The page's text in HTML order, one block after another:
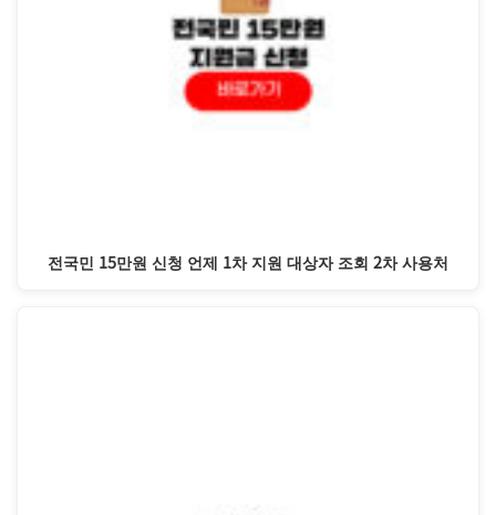
전국민 15만원 신청 언제 1차 지원 대상자 조회 2차 사용처